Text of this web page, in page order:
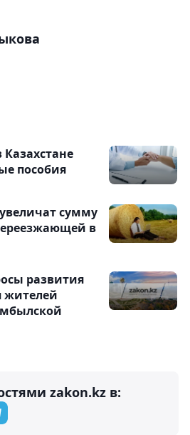
пособия
сумму
в
развития
жителей
zakon.kz в: